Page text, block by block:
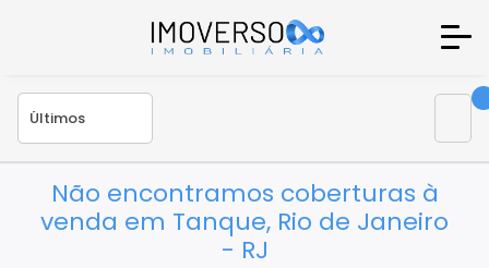
Não encontramos coberturas à
venda em Tanque, Rio de Janeiro
- RJ